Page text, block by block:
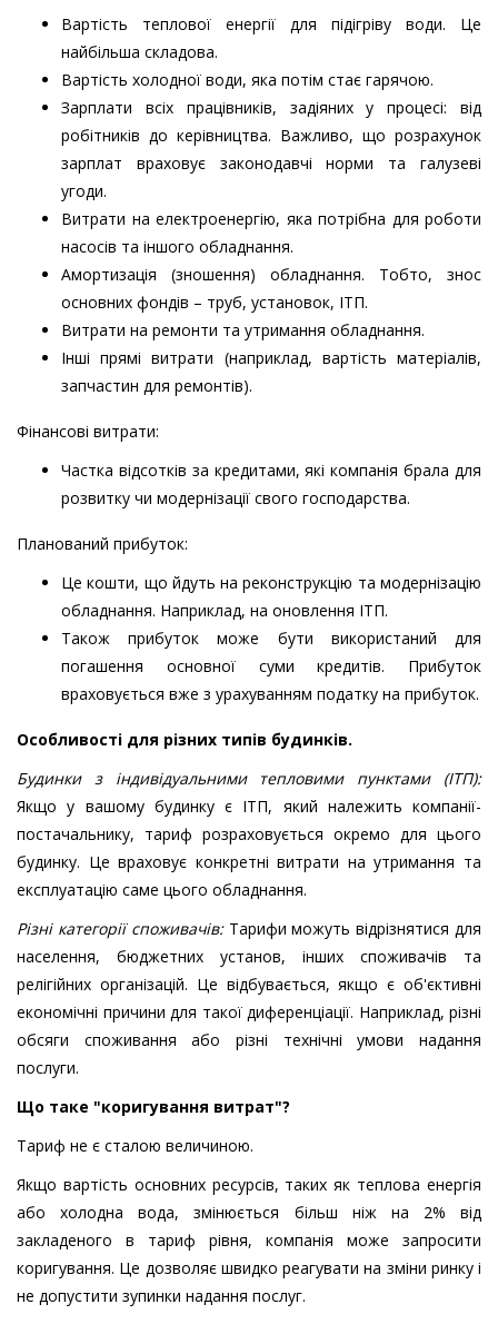
Вартість теплової енергії для підігріву води. Це
найбільша складова.
Вартість холодної води, яка потім стає гарячою.
Зарплати всіх працівників, задіяних у процесі: від
робітників до керівництва. Важливо, що розрахунок
зарплат враховує законодавчі норми та галузеві
угоди.
Витрати на електроенергію, яка потрібна для роботи
насосів та іншого обладнання.
Амортизація (зношення) обладнання. Тобто, знос
основних фондів – труб, установок, ІТП.
Витрати на ремонти та утримання обладнання.
Інші прямі витрати (наприклад, вартість матеріалів,
запчастин для ремонтів).
Фінансові витрати:
Частка відсотків за кредитами, які компанія брала для
розвитку чи модернізації свого господарства.
Планований прибуток:
Це кошти, що йдуть на реконструкцію та модернізацію
обладнання. Наприклад, на оновлення ІТП.
Також прибуток може бути використаний для
погашення основної суми кредитів. Прибуток
враховується вже з урахуванням податку на прибуток.
Особливості для різних типів будинків.
Будинки з індивідуальними тепловими пунктами (ІТП):
Якщо у вашому будинку є ІТП, який належить компанії-
постачальнику, тариф розраховується окремо для цього
будинку. Це враховує конкретні витрати на утримання та
експлуатацію саме цього обладнання.
Різні категорії споживачів:Тарифи можуть відрізнятися для
населення, бюджетних установ, інших споживачів та
релігійних організацій. Це відбувається, якщо є об'єктивні
економічні причини для такої диференціації. Наприклад, різні
обсяги споживання або різні технічні умови надання
послуги.
Що таке "коригування витрат"?
Тариф не є сталою величиною.
Якщо вартість основних ресурсів, таких як теплова енергія
або холодна вода, змінюється більш ніж на 2% від
закладеного в тариф рівня, компанія може запросити
коригування. Це дозволяє швидко реагувати на зміни ринку і
не допустити зупинки надання послуг.